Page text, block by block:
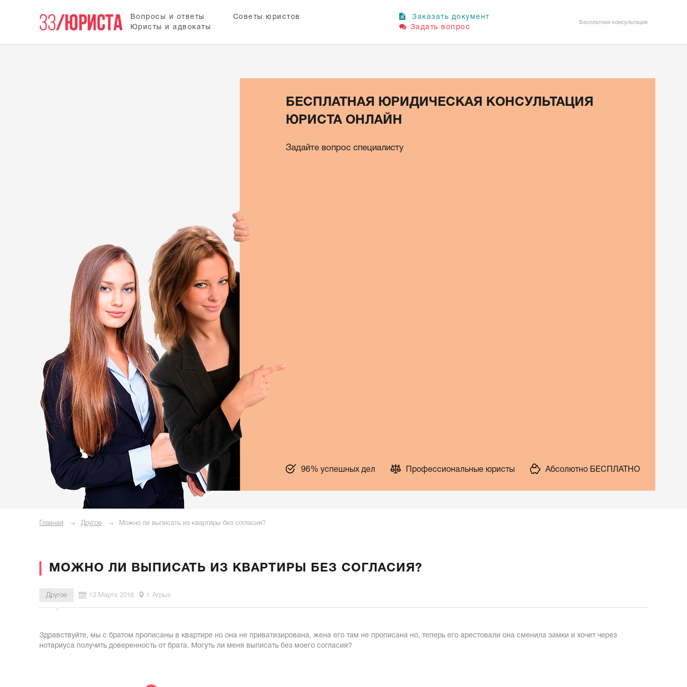
Вопросы и ответы
Советы юристов
Юристы и адвокаты
Заказать документ
Задать вопрос
Бесплатная консультация
БЕСПЛАТНАЯ ЮРИДИЧЕСКАЯ КОНСУЛЬТАЦИЯ
ЮРИСТА ОНЛАЙН
Задайте вопрос специалисту
96% успешных дел Профессиональные юристы Абсолютно БЕСПЛАТНО
Главная Другое Можно ли выписать из квартиры без согласия?
МОЖНО ЛИ ВЫПИСАТЬ ИЗ КВАРТИРЫ БЕЗ СОГЛАСИЯ?
Другое 13 Марта 2016 г. Агрыз
Здравствуйте, мы с братом прописаны в квартире но она не приватизирована, жена его там не прописана но, теперь его арестовали она сменила замки и хочет через
нотариуса получить доверенность от брата. Могуть ли меня выписать без моего согласия?